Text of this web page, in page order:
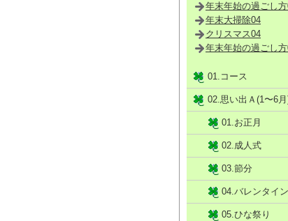
年末年始の過ごし
年末大掃除04
クリスマス04
年末年始の過ごし
01.コース
02.思い出Ａ(1〜6
01.お正月
02.成人式
03.節分
04.バレンタイ
05.ひな祭り